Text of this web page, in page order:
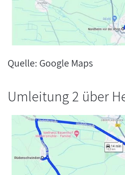
Quelle: Google Maps
Umleitung 2 über